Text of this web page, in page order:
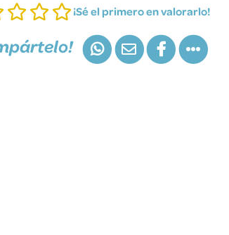
¡Sé el primero en valorarlo!